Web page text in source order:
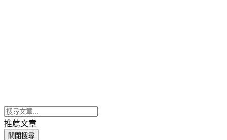
推薦文章
關閉搜尋